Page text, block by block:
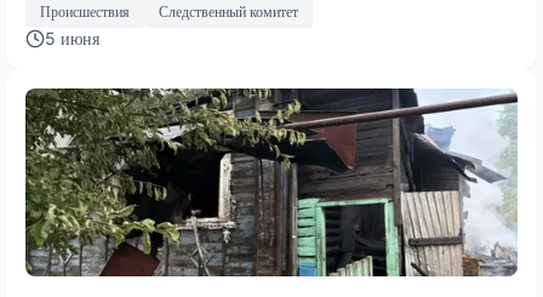
Происшествия Следственный комитет
5 июня